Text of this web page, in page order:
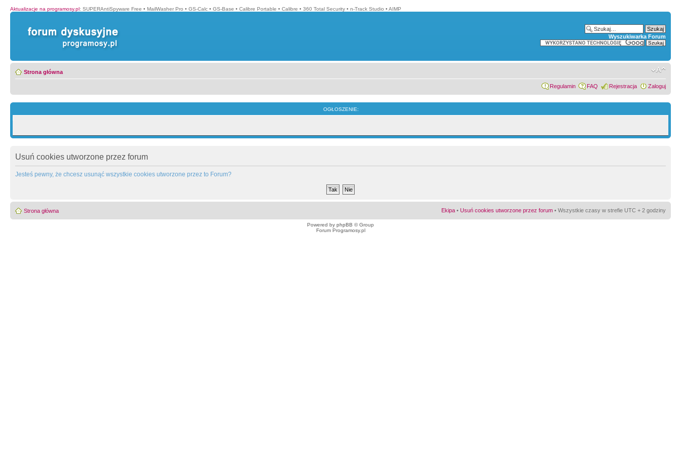
Aktualizacje na programosy.pl: SUPERAntiSpyware Free • MailWasher Pro • GS-Calc • GS-Base • Calibre Portable • Calibre • 360 Total Security • n-Track Studio • AIMP
Wyszukiwarka Forum
Strona główna
Regulamin FAQ Rejestracja Zaloguj
OGŁOSZENIE:
Usuń cookies utworzone przez forum
Jesteś pewny, że chcesz usunąć wszystkie cookies utworzone przez to Forum?
Strona główna Ekipa • Usuń cookies utworzone przez forum • Wszystkie czasy w strefie UTC + 2 godziny
Powered by phpBB © Group
Forum Programosy.pl